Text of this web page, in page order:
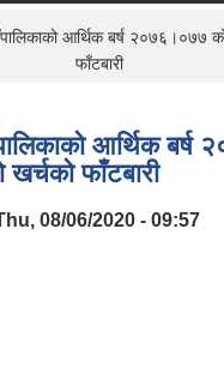
आर्थिक बर्ष २०७६।०७७
फाँटबारी
आर्थिक बर्ष
फाँटबारी
08/06/2020 - 09:57